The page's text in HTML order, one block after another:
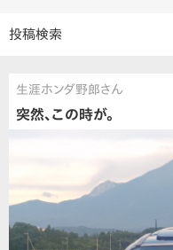
投稿検索
生涯ホンダ野郎さん
突然、この時が。